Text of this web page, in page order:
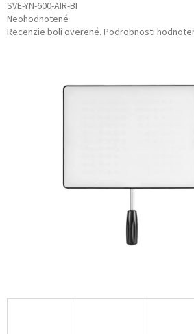
SVE-YN-600-AIR-BI
Priemerné
hodnotenie
Neohodnotené
Recenzie boli overené. Podrobnosti